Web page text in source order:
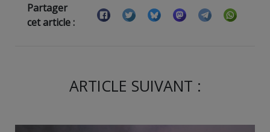
Partager
cet article :
ARTICLE SUIVANT :